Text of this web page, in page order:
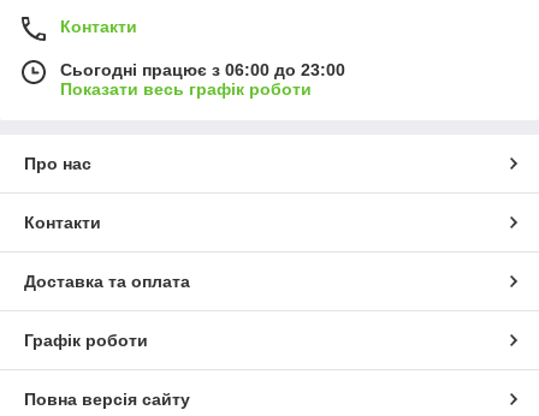
Контакти
Сьогодні працює з 06:00 до 23:00
Показати весь графік роботи
Про нас
Контакти
Доставка та оплата
Графік роботи
Повна версія сайту